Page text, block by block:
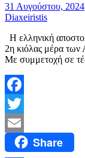
31 Αυγούστου, 2024
Diaxeiristis
Η ελληνική
2η κιόλας μέρα
Με συμμετοχή σε
Facebook
Twitter
Email Share